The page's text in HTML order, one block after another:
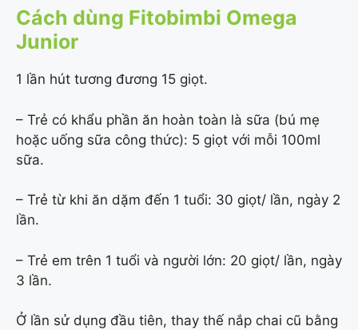
Cách dùng Fitobimbi Omega
Junior
1 lần hút tương đương 15 giọt.
– Trẻ có khẩu phần ăn hoàn toàn là sữa (bú mẹ
hoặc uống sữa công thức): 5 giọt với mỗi 100ml
sữa.
– Trẻ từ khi ăn dặm đến 1 tuổi: 30 giọt/ lần, ngày 2
lần.
– Trẻ em trên 1 tuổi và người lớn: 20 giọt/ lần, ngày
3 lần.
Ở lần sử dụng đầu tiên, thay thế nắp chai cũ bằng